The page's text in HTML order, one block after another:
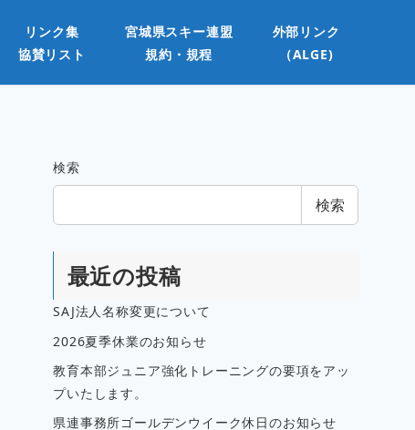
リンク集
協賛リスト
宮城県スキー連盟
規約・規程
外部リンク
（ALGE)
検索
検索
最近の投稿
SAJ法人名称変更について
2026夏季休業のお知らせ
教育本部ジュニア強化トレーニングの要項をアッ
プいたします。
県連事務所ゴールデンウイーク休日のお知らせ